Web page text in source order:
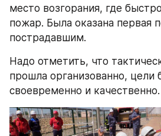
место возгорания, где
пожар. Была оказана первая
пострадавшим.
Надо отметить, что
прошла организованно,
своевременно и качественно.